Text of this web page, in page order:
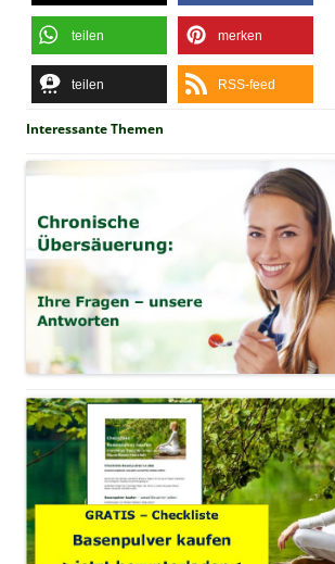
teilen merken
teilen RSS-feed
Interessante Themen